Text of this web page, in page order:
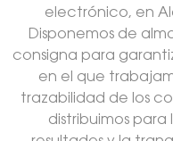
electrónico, en
Disponemos de
consigna para
en el que
trazabilidad de los
distribuimos para